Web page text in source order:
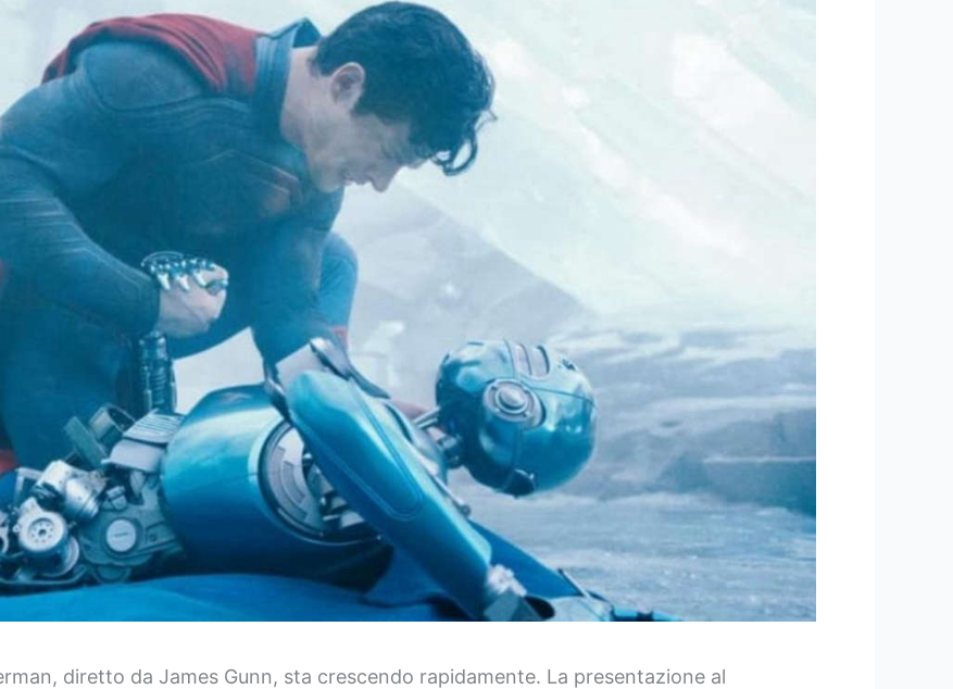
diretto da James Gunn, sta crescendo rapidamente. La presentazione al